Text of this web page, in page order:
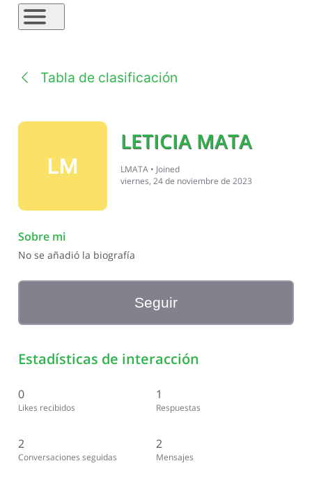
Tabla de clasificación
LM
LETICIA MATA
LMATA • Joined
viernes, 24 de noviembre de 2023
Sobre mi
No se añadió la biografía
Seguir
Estadísticas de interacción
0
Likes recibidos
1
Respuestas
2
Conversaciones seguidas
2
Mensajes